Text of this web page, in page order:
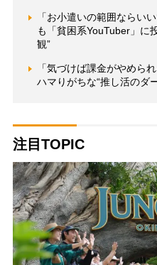
「お小遣いの範囲ならい
も「貧困系YouTuber」に
観”
「気づけば課金がやめら
ハマりがちな“推し活のダ
注目TOPIC